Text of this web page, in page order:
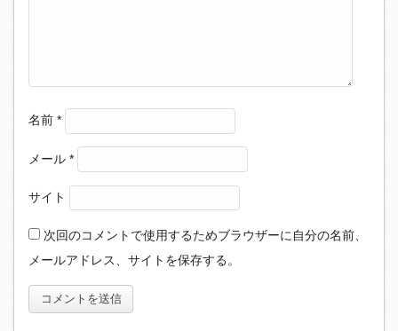
名前 *
メール *
サイト
次回のコメントで使用するためブラウザーに自分の名前、
メールアドレス、サイトを保存する。